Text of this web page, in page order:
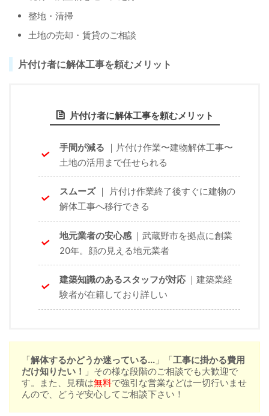
整地・清掃
土地の売却・賃貸のご相談
片付け者に解体工事を頼むメリット
片付け者に解体工事を頼むメリット
手間が減る ｜片付け作業〜建物解体工事〜
土地の活用まで任せられる
スムーズ｜ 片付け作業終了後すぐに建物の
解体工事へ移行できる
地元業者の安心感 ｜武蔵野市を拠点に創業
20年。顔の見える地元業者
建築知識のあるスタッフが対応 ｜建築業経
験者が在籍しており詳しい
「解体するかどうか迷っている... 」「工事に掛かる費用
だけ知りたい！ 」その様な段階のご相談でも大歓迎で
す。また、見積は無料で強引な営業などは一切行いませ
んので、どうぞ安心してご相談下さい！